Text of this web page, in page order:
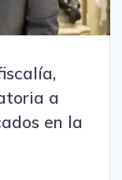
a
en la